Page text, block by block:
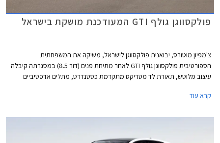
פולקסווגן גולף GTI המעודכנת מושקת בישראל
צ'מפיון מוטורס, יבואנית פולקסווגן לישראל, משיקה את המשפחתית
הספורטיבית פולקסווגן גולף GTI לאחר מתיחת פנים (דור 8.5) במסגרתה קיבלה
עיצוב מלוטש, תאורת לד מטריקס מתקדמת כסטנדרט, מתלים אדפטיביים
45,000 ₪ ביחס לדגם היוצא ועומד כעת על 299,900 ₪.
קרא עוד